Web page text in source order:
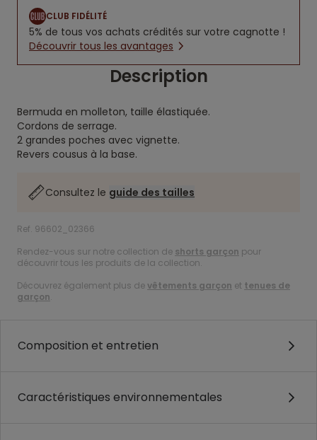
CLUB FIDÉLITÉ
5% de tous vos achats crédités sur votre cagnotte !
Découvrir tous les avantages
Description
Bermuda en molleton, taille élastiquée.
Cordons de serrage.
2 grandes poches avec vignette.
Revers cousus à la base.
Consultez le guide des tailles
Ref. 96602_02366
Rendez-vous sur notre collection de shorts garçon pour
découvrir tous les produits de la collection.
Découvrez également plus devêtements garçon et tenues de
garçon.
Composition et entretien
Caractéristiques environnementales